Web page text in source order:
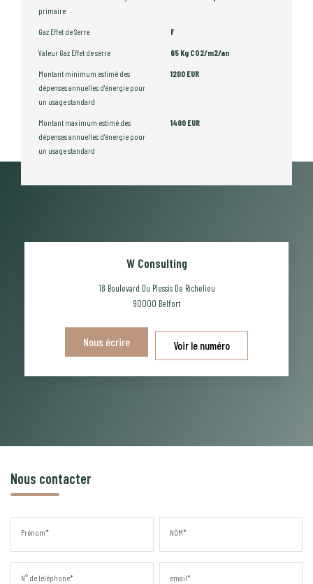
primaire
Gaz Effet de Serre F
Valeur Gaz Effet de serre 65 Kg CO2/m2/an
Montant minimum estimé des
dépenses annuelles d'énergie pour
un usage standard
1200 EUR
Montant maximum estimé des
dépenses annuelles d'énergie pour
un usage standard
1400 EUR
W Consulting
18 Boulevard Du Plessis De Richelieu
90000 Belfort
Nous écrire Voir le numéro
Nous contacter
Prénom* NOM*
N° de téléphone* email*